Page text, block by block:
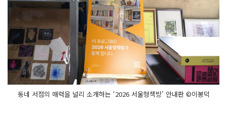
동네 서점의 매력을 널리 소개하는 ‘2026 서울형책방’ 안내판 ©이봉덕